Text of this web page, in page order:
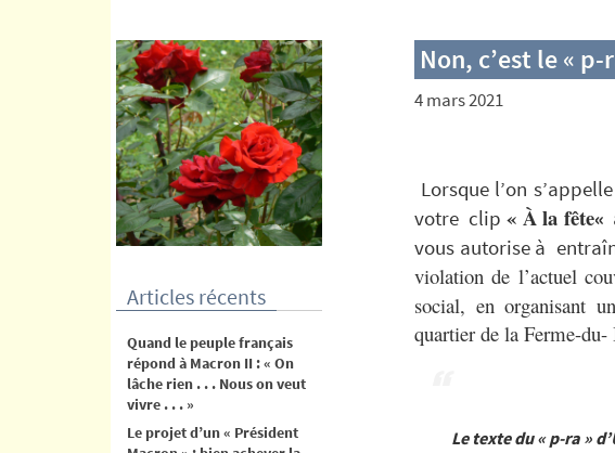
Non, c’est le «
4 mars 2021
Lorsque l’on s’appelle
votre clip « À la fête«
vous autorise à
violation de l’actuel
social, en organisant
quartier de la Ferme-
Le texte du « p-ra »
Articles récents
Quand le peuple français
répond à Macron II : « On
lâche rien . . . Nous on veut
vivre . . . »
Le projet d’un « Président